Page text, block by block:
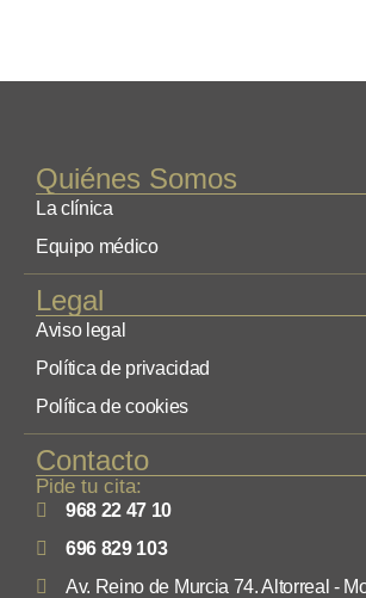
Quiénes Somos
La clínica
Equipo médico
Legal
Aviso legal
Política de privacidad
Política de cookies
Contacto
Pide tu cita:
968 22 47 10
696 829 103
Av. Reino de Murcia 74. Altorreal -